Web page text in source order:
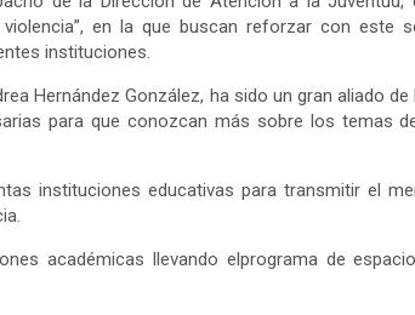
en la que buscan reforzar con este
instituciones.
Hernández González, ha sido un gran aliado
para que conozcan más sobre los temas
instituciones educativas paratransmitir el
académicas llevando elprogramade e